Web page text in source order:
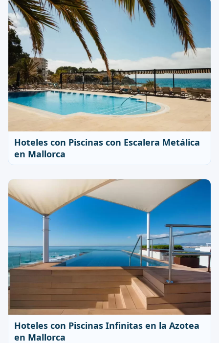
Hoteles con Piscinas con Escalera Metálica
en Mallorca
Hoteles con Piscinas Infinitas en la Azotea
en Mallorca